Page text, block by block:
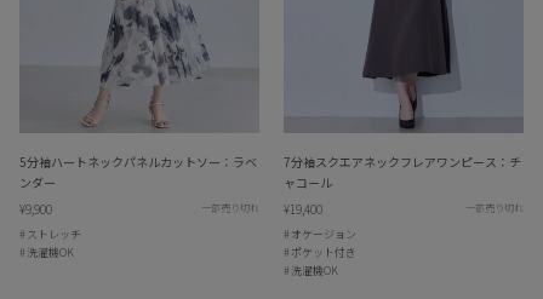
5分袖ハートネックパネルカットソー：ラベ
ンダー
¥9,900
一部売り切れ
ストレッチ
洗濯機OK
7分袖スクエアネックフレアワンピース：チ
ャコール
¥19,400
一部売り切れ
オケージョン
ポケット付き
洗濯機OK